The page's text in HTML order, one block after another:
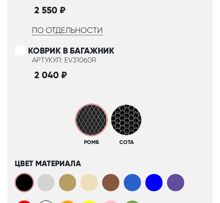
2 550 ₽
ПО ОТДЕЛЬНОСТИ
КОВРИК В БАГАЖНИК
АРТУКУЛ: EV31060R
2 040 ₽
РОМБ СОТА
ЦВЕТ МАТЕРИАЛА